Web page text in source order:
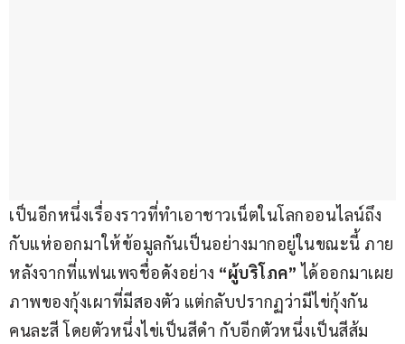
เป็นอีกหนึ่งเรื่องราวที่ทำเอาชาวเน็ตในโลกออนไลน์ถึง
กับแห่ออกมาให้ข้อมูลกันเป็นอย่างมากอยู่ในขณะนี้ ภาย
หลังจากที่แฟนเพจชื่อดังอย่าง “ผู้บริโภค” ได้ออกมาเผย
ภาพของกุ้งเผาที่มีสองตัว แต่กลับปรากฏว่ามีไข่กุ้งกัน
คนละสี โดยตัวหนึ่งไข่เป็นสีดำ กับอีกตัวหนึ่งเป็นสีส้ม